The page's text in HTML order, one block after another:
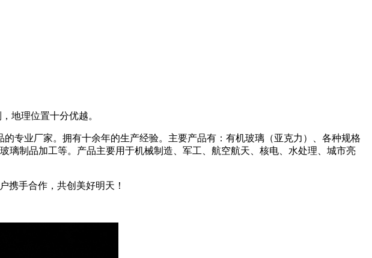
地理位置十分优越。
专业厂家。拥有十余年的生产经验。主要产品有：有机玻璃（亚克力）、各种规格
璃制品加工等。产品主要用于机械制造、军工、航空航天、核电、水处理、城市亮
携手合作，共创美好明天！